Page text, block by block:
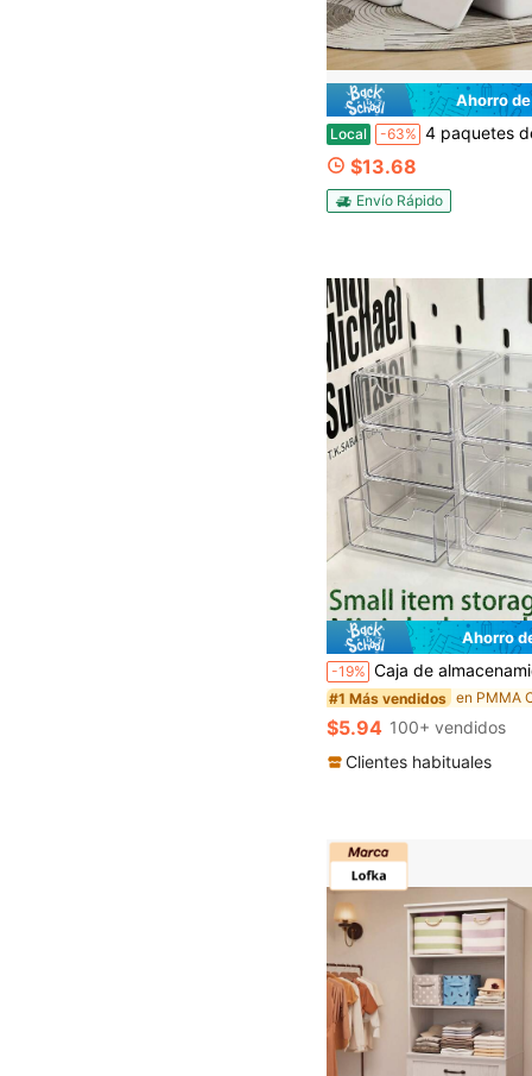
Ahorro
Local -63% 4 paquetes de cajas de almacenamiento con tapas, cajas de almacenamiento apilables para almacenamiento y organización, contenedores de almacenamiento de
$13.68
Envío Rápido
Ahorro
-19% Caja de almacenamiento de 3 capas con cajones para joyas, accesorios para el cabello, pendientes y artículos pequeños, organizador de escritorio de oficina y estudio, caja de almacenamiento de joyas, organizador de cosméticos con cajones, organizador
#1 Más vendidos
$5.94 100+ vendidos
Clientes habituales